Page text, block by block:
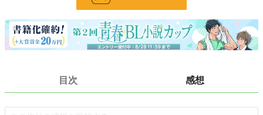
24h.ポイント 0 pt
文字数 21,102
初回公開日時 2024.01.01 21:00
目次 感想